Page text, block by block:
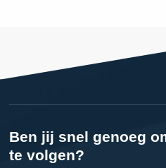
Ben jij snel genoeg
te volgen?